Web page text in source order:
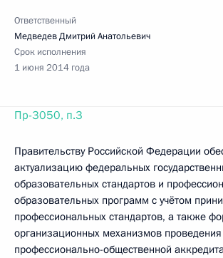
Ответственный
Медведев Дмитрий Анатольевич
Срок исполнения
1 июня 2014 года
Пр-3050, п.3
Правительству Российской Федерации
актуализацию федеральных
образовательных стандартов и
образовательных программ с учётом
профессиональных стандартов, а также
организационных механизмов проведения
профессионально-общественной